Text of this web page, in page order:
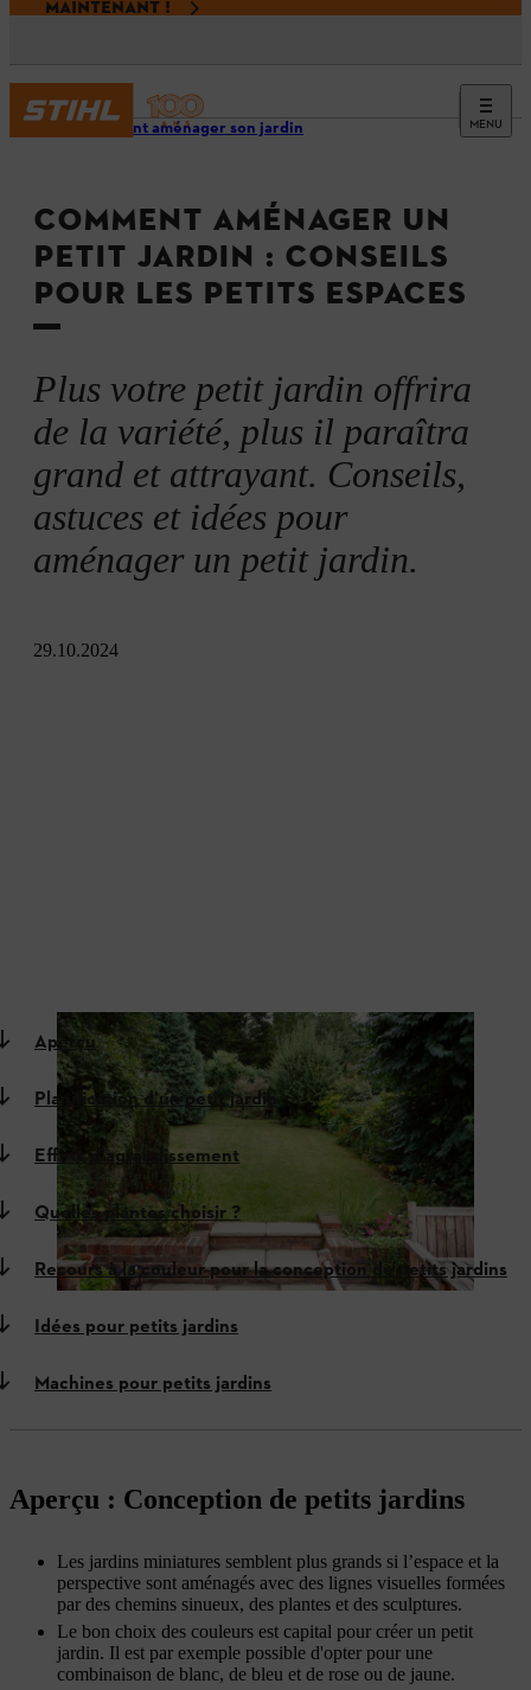
MAINTENANT !
MENU
Comment aménager son jardin
COMMENT AMÉNAGER UN
PETIT JARDIN : CONSEILS
POUR LES PETITS ESPACES
Plus votre petit jardin offrira
de la variété, plus il paraîtra
grand et attrayant. Conseils,
astuces et idées pour
aménager un petit jardin.
29.10.2024
Aperçu
Planification d'un petit jardin
Effets d'agrandissement
Quelles plantes choisir ?
Recours à la couleur pour la conception de petits jardins
Idées pour petits jardins
Machines pour petits jardins
Aperçu : Conception de petits jardins
Les jardins miniatures semblent plus grands si l’espace et la
perspective sont aménagés avec des lignes visuelles formées
par des chemins sinueux, des plantes et des sculptures.
Le bon choix des couleurs est capital pour créer un petit
jardin. Il est par exemple possible d'opter pour une
combinaison de blanc, de bleu et de rose ou de jaune.